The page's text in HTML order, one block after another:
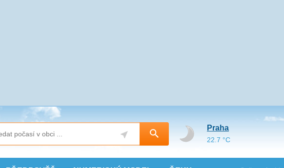
Praha
22.7 °C